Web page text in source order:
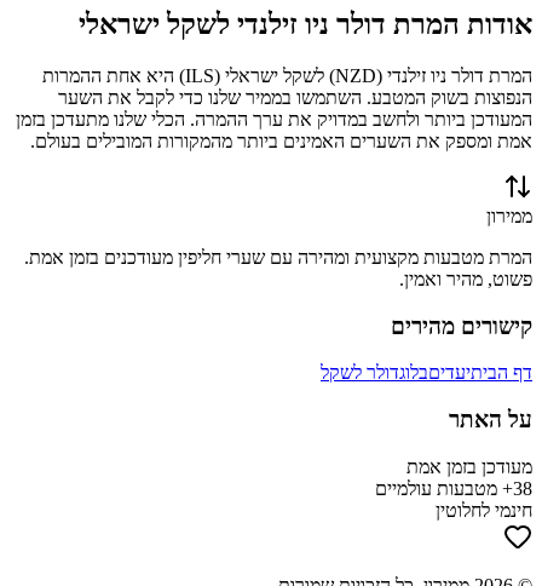
אודות המרת דולר ניו זילנדי לשקל ישראלי
המרת דולר ניו זילנדי (
NZD) לשקל ישראלי (
ILS) היא אחת ההמרות
הנפוצות בשוק המטבע. השתמשו בממיר שלנו כדי לקבל את השער
המעודכן ביותר ולחשב במדויק את ערך ההמרה. הכלי שלנו מתעדכן בזמן
אמת ומספק את השערים האמינים ביותר מהמקורות המובילים בעולם.
ממירון
המרת מטבעות מקצועית ומהירה עם שערי חליפין מעודכנים בזמן אמת.
פשוט, מהיר ואמין.
קישורים מהירים
דף הביתיעדיםבלוגדולר לשקל
על האתר
מעודכן בזמן אמת
38+ מטבעות עולמיים
חינמי לחלוטין